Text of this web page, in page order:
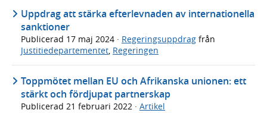
Uppdrag att stärka efterlevnaden av internationella
sanktioner
Publicerad 17 maj 2024 · Regeringsuppdrag från
Justitiedepartementet Regeringen
Toppmötet mellan EU och Afrikanska unionen: ett
stärkt och fördjupat partnerskap
Publicerad 21 februari 2022 · Artikel